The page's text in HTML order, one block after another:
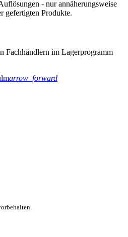
- nur annäherungsweise
gefertigten Produkte.
Fachhändlern im Lagerprogramm
arrow_forward